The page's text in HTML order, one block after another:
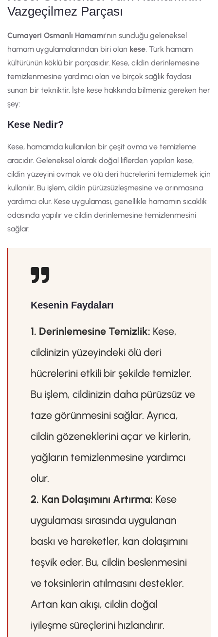
Vazgeçilmez Parçası
Cumayeri Osmanlı Hamamı‘nın sunduğu geleneksel
hamam uygulamalarından biri olan kese, Türk hamam
kültürünün köklü bir parçasıdır. Kese, cildin derinlemesine
temizlenmesine yardımcı olan ve birçok sağlık faydası
sunan bir tekniktir. İşte kese hakkında bilmeniz gereken her
şey:
Kese Nedir?
Kese, hamamda kullanılan bir çeşit ovma ve temizleme
aracıdır. Geleneksel olarak doğal liflerden yapılan kese,
cildin yüzeyini ovmak ve ölü deri hücrelerini temizlemek için
kullanılır. Bu işlem, cildin pürüzsüzleşmesine ve arınmasına
yardımcı olur. Kese uygulaması, genellikle hamamın sıcaklık
odasında yapılır ve cildin derinlemesine temizlenmesini
sağlar.
Kesenin Faydaları
1. Derinlemesine Temizlik: Kese,
cildinizin yüzeyindeki ölü deri
hücrelerini etkili bir şekilde temizler.
Bu işlem, cildinizin daha pürüzsüz ve
taze görünmesini sağlar. Ayrıca,
cildin gözeneklerini açar ve kirlerin,
yağların temizlenmesine yardımcı
olur.
2. Kan Dolaşımını Artırma: Kese
uygulaması sırasında uygulanan
baskı ve hareketler, kan dolaşımını
teşvik eder. Bu, cildin beslenmesini
ve toksinlerin atılmasını destekler.
Artan kan akışı, cildin doğal
iyileşme süreçlerini hızlandırır.